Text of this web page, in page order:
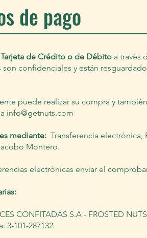
de pago
de Crédito o de Débito a través
confidenciales y están
puede realizar su compra y
info@getnuts.com
mediante: Transferencia electrónica,
Montero.
electrónicas enviar el
CONFITADAS S.A - FROSTED
3-101-287132